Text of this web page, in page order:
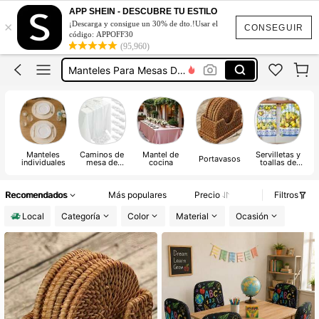
CONSEGUIR
×
APP SHEIN - DESCUBRE TU ESTILO
¡Descarga y consigue un 30% de dto.!Usar el
código: APPOFF30
(95,960)
Servilletas De Tela
Mantel Para Comedor
Individual Para Comedor
Manteles Para Mesas De Fiesta
Servilletas De Tela
Mantel Para Comedor
Manteles
individuales
Caminos de
mesa de
Mantel de
cocina Portavasos Servilletas y
toallas de
Recomendados Más populares Precio
Filtros
Local
Categoría Color Material Ocasión